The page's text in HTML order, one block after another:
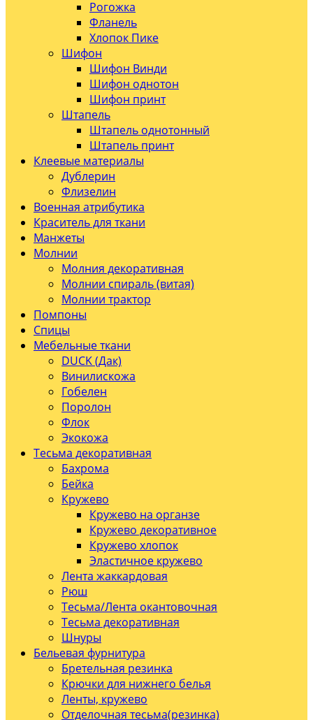
Рогожка
Фланель
Хлопок Пике
Шифон
Шифон Винди
Шифон однотон
Шифон принт
Штапель
Штапель однотонный
Штапель принт
Клеевые материалы
Дублерин
Флизелин
Военная атрибутика
Краситель для ткани
Манжеты
Молнии
Молния декоративная
Молнии спираль (витая)
Молнии трактор
Помпоны
Спицы
Мебельные ткани
DUCK (Дак)
Винилискожа
Гобелен
Поролон
Флок
Экокожа
Тесьма декоративная
Бахрома
Бейка
Кружево
Кружево на органзе
Кружево декоративное
Кружево хлопок
Эластичное кружево
Лента жаккардовая
Рюш
Тесьма/Лента окантовочная
Тесьма декоративная
Шнуры
Бельевая фурнитура
Бретельная резинка
Крючки для нижнего белья
Ленты, кружево
Отделочная тесьма(резинка)